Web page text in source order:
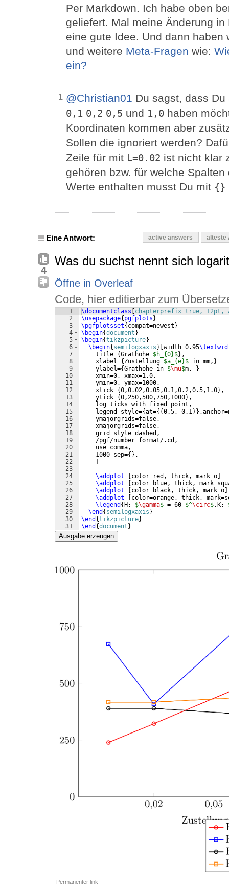
Per Markdown. Ich habe oben
geliefert. Mal meine Änderung
eine gute Idee. Und dann haben
und weitere Meta-Fragen wie:
ein?
1 @Christian01 Du sagst, dass
0,1 0,2 0,5 und 1,0 haben
Koordinaten kommen aber
Sollen die ignoriert werden?
Zeile für mit L=0.02 ist nicht klar
gehören bzw. für welche
Werte enthalten musst Du mit {}
Eine Antwort: active answers älteste
4
Was du suchst nennt sich
Öffne in Overleaf
Code, hier editierbar zum
1
2
3
4
5
6
7
8
9
10
11
12
13
14
15
16
17
18
19
20
21
22
23
24
25
26
27
28
29
30
31
\documentclass
chapterprefix=true, 12pt,
\usepackage{ pgfplots }
\pgfplotsset{ compat=newest }
\begin{document }
\begin{tikzpicture}
\begin{ semilogxaxis } width=0.95
    title=
{Grathöhe $h_{0}$} ,
    xlabel=
{ Zustellung $a_{e}$ in mm, }
    ylabel=
{Grathöhe in $\mu$m,
}
    xmin=0, xmax=1.0,
    ymin=0, ymax=1000,
    xtick=
{0,0.02,0.05,0.1,0.2,0.5,1.0} ,
    ytick=
{0,250,500,750,1000} ,
    log ticks with fixed point,
    legend style=
{at={(0.5,-0.1)}
    ymajorgrids=false,
    xmajorgrids=false,
    grid style=dashed,
    /pgf/number format/.cd,
    use comma,
    1000 sep=
{ } ,
\addplot
color=red, thick, mark=o
\addplot
color=blue, thick,
\addplot
color=black, thick, mark=o
\addplot
color=orange, thick,
\legend { H; $\gamma$ = 60 $^\circ$,K;
\end { semilogxaxis }
\end {tikzpicture}
\end {document }
Ausgabe erzeugen
Permanenter link